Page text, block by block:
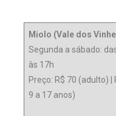
Miolo (Vale dos
Segunda a sábado:
às 17h
Preço: R$ 70 (adulto)
9 a 17 anos)